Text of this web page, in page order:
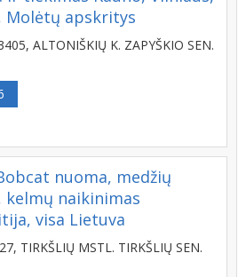
Molėtų apskritys
ALTONIŠKIŲ K. ZAPYŠKIO SEN.
nuoma, medžių
naikinimas
visa Lietuva
TIRKŠLIŲ MSTL. TIRKŠLIŲ SEN.